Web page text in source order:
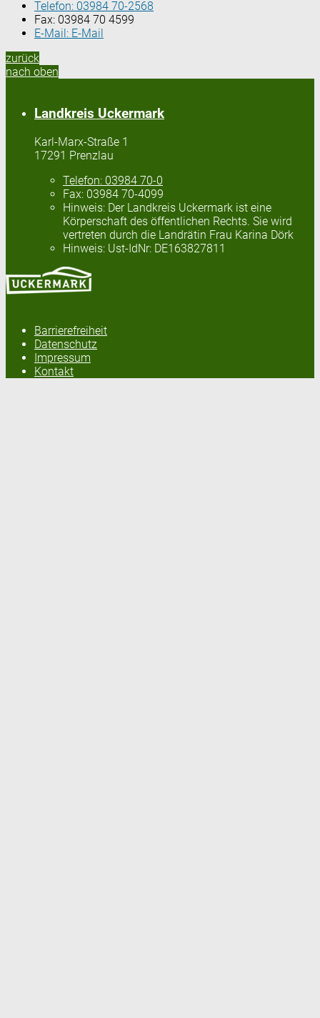
Telefon: 03984 70-2568
Fax: 03984 70 4599
E-Mail: E-Mail
zurück
nach oben
Landkreis Uckermark
Karl-Marx-Straße 1
17291 Prenzlau
Telefon: 03984 70-0
Fax: 03984 70-4099
Hinweis: Der Landkreis Uckermark ist eine
Körperschaft des öffentlichen Rechts. Sie wird
vertreten durch die Landrätin Frau Karina Dörk
Hinweis: Ust-IdNr: DE163827811
Barrierefreiheit
Datenschutz
Impressum
Kontakt